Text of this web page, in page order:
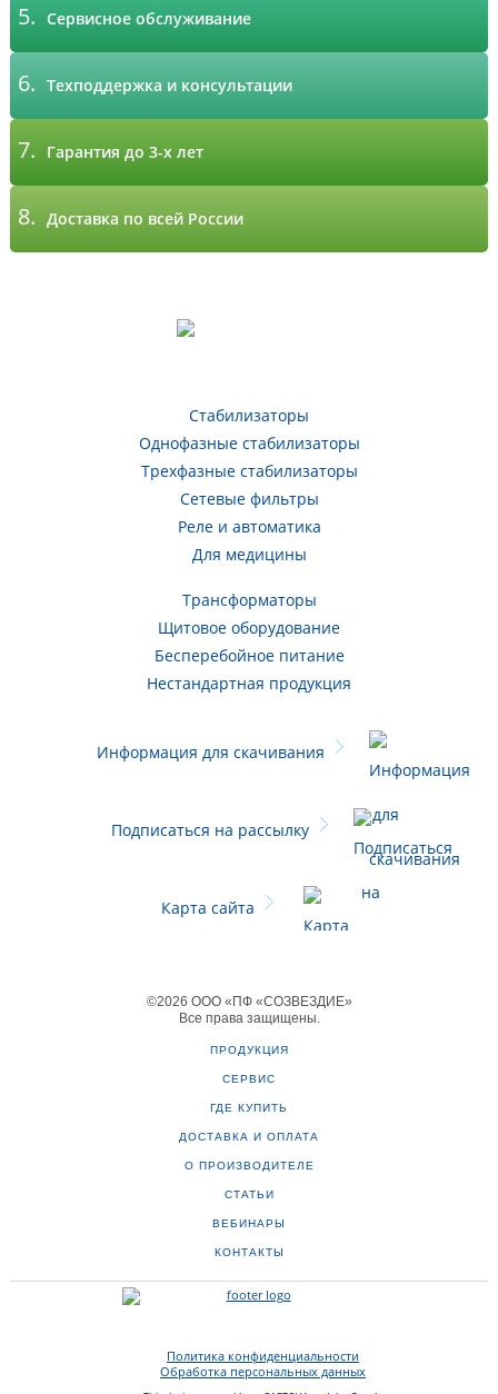
5. Сервисное обслуживание
6. Техподдержка и консультации
7. Гарантия до 3-х лет
8. Доставка по всей России
Стабилизаторы
Однофазные стабилизаторы
Трехфазные стабилизаторы
Сетевые фильтры
Реле и автоматика
Для медицины
Трансформаторы
Щитовое оборудование
Бесперебойное питание
Нестандартная продукция
Информация для скачивания
Подписаться на рассылку
Карта сайта
©2026 ООО «ПФ «СОЗВЕЗДИЕ»
Все права защищены.
ПРОДУКЦИЯ
СЕРВИС
ГДЕ КУПИТЬ
ДОСТАВКА И ОПЛАТА
О ПРОИЗВОДИТЕЛЕ
СТАТЬИ
ВЕБИНАРЫ
КОНТАКТЫ
Политика конфиденциальности
Обработка персональных данных